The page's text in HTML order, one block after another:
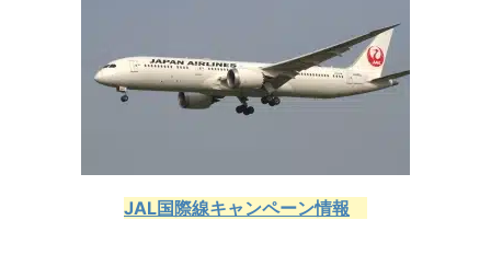
JAL国際線キャンペーン情報